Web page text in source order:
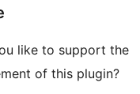
like to support the
of this plugin?